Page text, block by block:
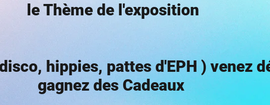
du Championnat de France
le Thème de l'exposition
hippies, pattes d'EPH ) venez
gagnez des Cadeaux